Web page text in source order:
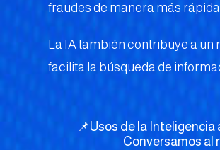
fraudes de manera más
La IA también contribuye a
facilita la búsqueda de
📌Usos de la
Conversamos al